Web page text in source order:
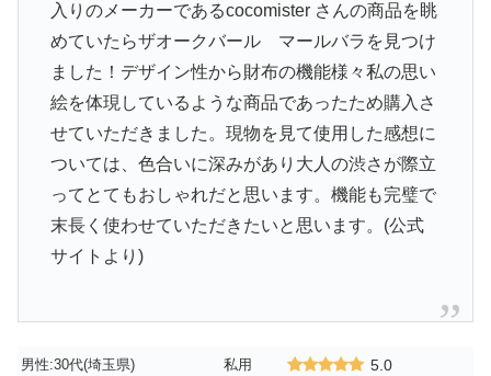
入りのメーカーであるcocomister さんの商品を眺
めていたらザオークバール マールバラを見つけ
ました！デザイン性から財布の機能様々私の思い
絵を体現しているような商品であったため購入さ
せていただきました。現物を見て使用した感想に
ついては、色合いに深みがあり大人の渋さが際立
ってとてもおしゃれだと思います。機能も完璧で
末長く使わせていただきたいと思います。(公式
サイトより)
男性:30代(埼玉県) 私用 5.0